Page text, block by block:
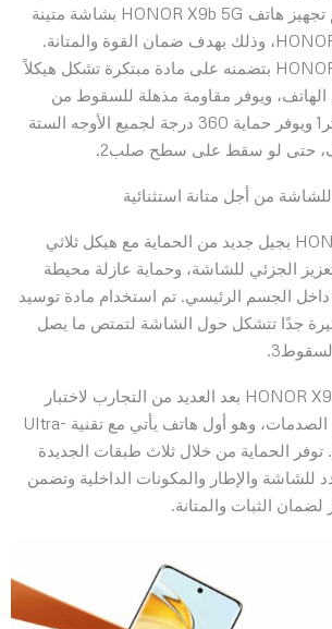
HONOR X9b 5G. تم تجهيز هاتف HONOR X9b 5G بشاشة متينة
مقاومة للسقوط من HONOR، وذلك بهدف ضمان القوة والمتانة.
يتميز هاتف HONOR X9b 5G بتضمنه على مادة مبتكرة تشكل هيكلاً
ويوفر مقاومة مذهلة للسقوط من
ارتفاع يصل إلى 1.5 متر1 ويوفر حماية 360 درجة لجميع الأوجه الستة
حتى لو سقط على سطح صلب2.
ويتميز هاتف HONOR X9b بجيل جديد من الحماية مع هيكل ثلاثي
الجزئي للشاشة، وحماية عازلة محيطة
الجسم الرئيسي. تم استخدام مادة توسيد
جدًا تتشكل حول الشاشة لتمتص ما يصل
تم تصميم هاتف HONOR X9b 5G بعد العديد من التجارب لاختبار
خصائصه في امتصاص الصدمات، وهو أول هاتف يأتي مع تقنية Ultra-
bounce من HONOR. توفر الحماية من خلال ثلاث طبقات الجديدة
للشاشة والإطار والمكونات الداخلية وتضمن
الثبات والمتانة.